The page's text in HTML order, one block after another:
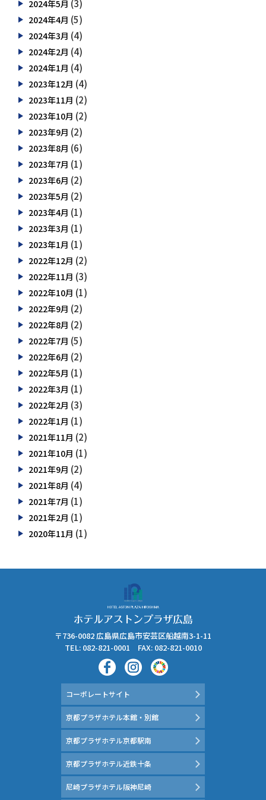
2024年5月 (3)
2024年4月 (5)
2024年3月 (4)
2024年2月 (4)
2024年1月 (4)
2023年12月 (4)
2023年11月 (2)
2023年10月 (2)
2023年9月 (2)
2023年8月 (6)
2023年7月 (1)
2023年6月 (2)
2023年5月 (2)
2023年4月 (1)
2023年3月 (1)
2023年1月 (1)
2022年12月 (2)
2022年11月 (3)
2022年10月 (1)
2022年9月 (2)
2022年8月 (2)
2022年7月 (5)
2022年6月 (2)
2022年5月 (1)
2022年3月 (1)
2022年2月 (3)
2022年1月 (1)
2021年11月 (2)
2021年10月 (1)
2021年9月 (2)
2021年8月 (4)
2021年7月 (1)
2021年2月 (1)
2020年11月 (1)
〒736-0082 広島県広島市安芸区船越南3-1-11
TEL: 082-821-0001 FAX: 082-821-0010
コーポレートサイト
京都プラザホテル本館・別館
京都プラザホテル京都駅南
京都プラザホテル近鉄十条
尼崎プラザホテル阪神尼崎